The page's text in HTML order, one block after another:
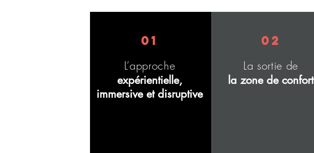
01
L’approche
expérientielle,
immersive et disruptive
02
La sortie de
la zone de confort